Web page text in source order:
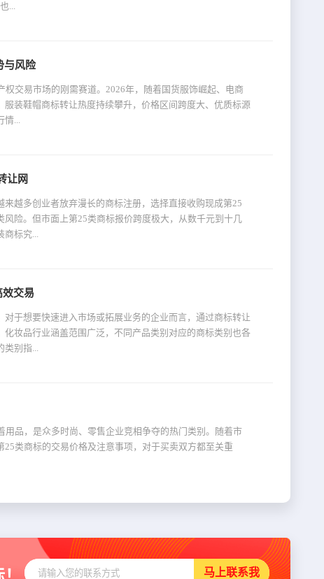
...
与风险
交易市场的刚需赛道。2026年，随着国货服饰崛起、电商
装鞋帽商标转让热度持续攀升，价格区间跨度大、优质标源
情...
让网
越多创业者放弃漫长的商标注册，选择直接收购现成第25
险。但市面上第25类商标报价跨度极大，从数千元到十几
商标究...
交易
于想要快速进入市场或拓展业务的企业而言，通过商标转让
妆品行业涵盖范围广泛，不同产品类别对应的商标类别也各
类别指...
品，是众多时尚、零售企业竞相争夺的热门类别。随着市
类商标的交易价格及注意事项，对于买卖双方都至关重
马上联系我